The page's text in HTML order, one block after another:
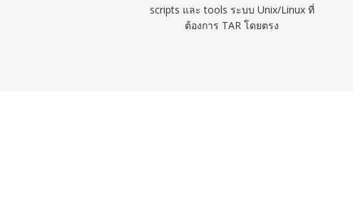
scripts และ tools ระบบ Unix/Linux ที่
ต้องการ TAR โดยตรง